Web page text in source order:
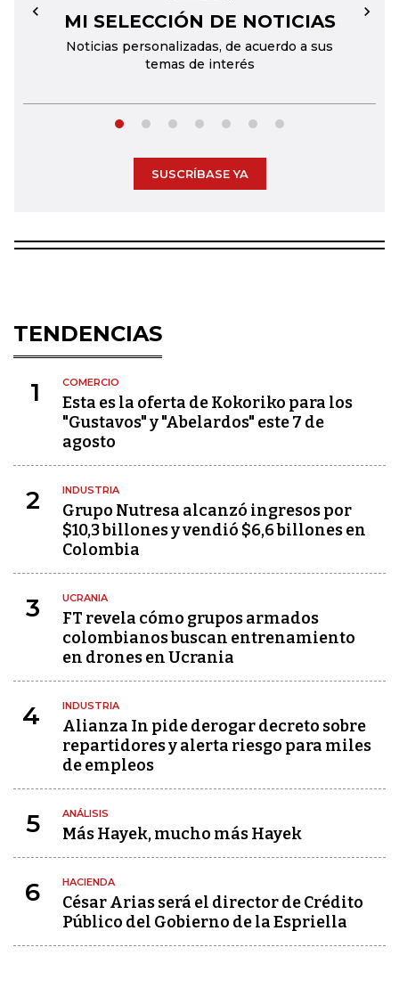
MI SELECCIÓN DE NOTICIAS
Noticias personalizadas, de acuerdo a sus
temas de interés
← →
SUSCRÍBASE YA
TENDENCIAS
1 COMERCIO
Esta es la oferta de Kokoriko para los
"Gustavos" y "Abelardos" este 7 de
agosto
2 INDUSTRIA
Grupo Nutresa alcanzó ingresos por
$10,3 billones y vendió $6,6 billones en
Colombia
3 UCRANIA
FT revela cómo grupos armados
colombianos buscan entrenamiento
en drones en Ucrania
4 INDUSTRIA
Alianza In pide derogar decreto sobre
repartidores y alerta riesgo para miles
de empleos
5 ANÁLISIS
Más Hayek, mucho más Hayek
6 HACIENDA
César Arias será el director de Crédito
Público del Gobierno de la Espriella